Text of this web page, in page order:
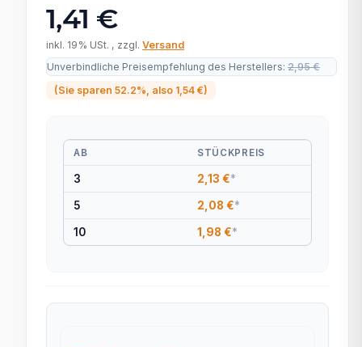
1,41 €
inkl. 19% USt. , zzgl. Versand
Unverbindliche Preisempfehlung des Herstellers: 2,95 €
(Sie sparen 52.2% , also 1,54 €)
AB STÜCKPREIS
3 2,13 €*
5 2,08 €*
10 1,98 €*